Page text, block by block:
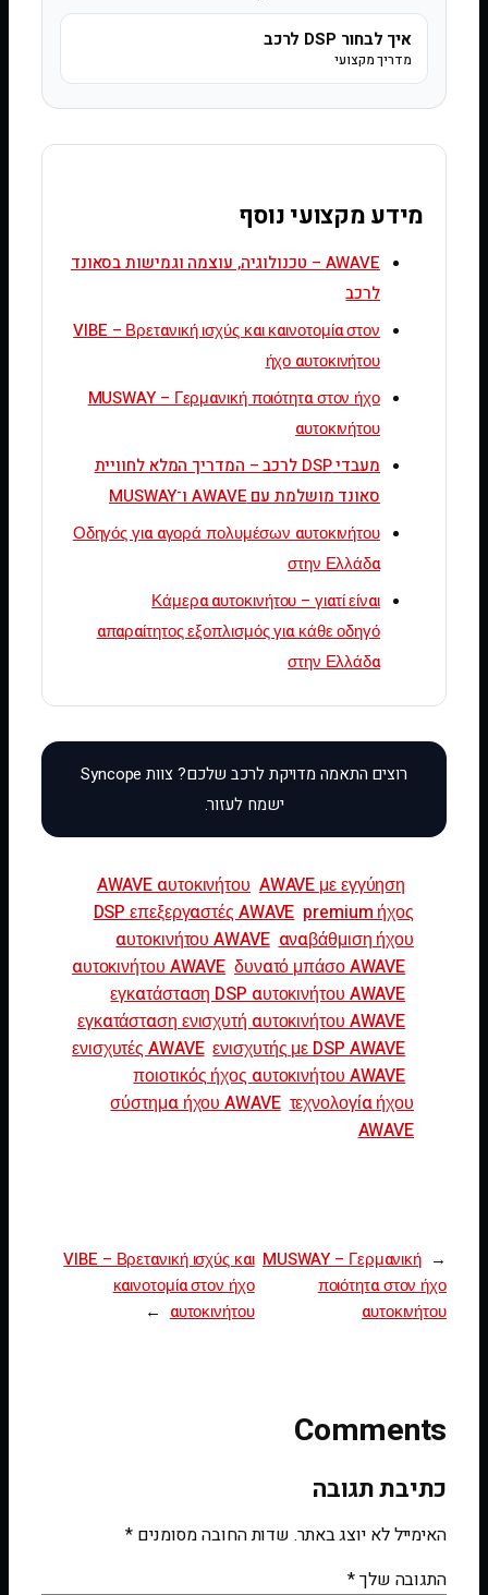
איך לבחור DSP לרכב
מדריך מקצועי
מידע מקצועי נוסף
AWAVE – טכנולוגיה, עוצמה וגמישות בסאונד
לרכב
VIBE – Βρετανική ισχύς και καινοτομία στον
ήχο αυτοκινήτου
MUSWAY – Γερμανική ποιότητα στον ήχο
αυτοκινήτου
מעבדי DSP לרכב – המדריך המלא לחוויית
סאונד מושלמת עם AWAVE ו־MUSWAY
Οδηγός για αγορά πολυμέσων αυτοκινήτου
στην Ελλάδα
Κάμερα αυτοκινήτου – γιατί είναι
απαραίτητος εξοπλισμός για κάθε οδηγό
στην Ελλάδα
AWAVE αυτοκινήτου AWAVE με εγγύηση
DSP επεξεργαστές AWAVE premium ήχος
αυτοκινήτου AWAVE αναβάθμιση ήχου
αυτοκινήτου AWAVE δυνατό μπάσο AWAVE
εγκατάσταση DSP αυτοκινήτου AWAVE
εγκατάσταση ενισχυτή αυτοκινήτου AWAVE
ενισχυτές AWAVE ενισχυτής με DSP AWAVE
ποιοτικός ήχος αυτοκινήτου AWAVE
σύστημα ήχου AWAVE τεχνολογία ήχου
AWAVE
←
MUSWAY – Γερμανική
ποιότητα στον ήχο
αυτοκινήτου
VIBE – Βρετανική ισχύς και
καινοτομία στον ήχο
αυτοκινήτου
→
Comments
כתיבת תגובה
האימייל לא יוצג באתר. שדות החובה מסומנים *
התגובה שלך*